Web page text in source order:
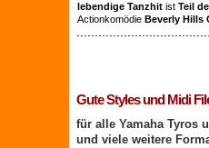
lebendige Tanzhit ist Teil
Actionkomödie Beverly Hills
Gute Styles und Midi
für alle Yamaha Tyros
und viele weitere